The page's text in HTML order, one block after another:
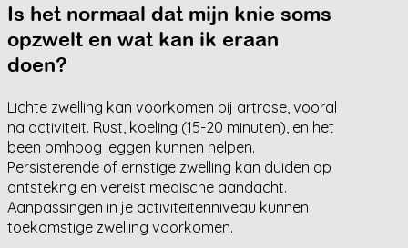
Is het normaal dat mijn knie soms
opzwelt en wat kan ik eraan
doen?
Lichte zwelling kan voorkomen bij artrose, vooral
na activiteit. Rust, koeling (15-20 minuten), en het
been omhoog leggen kunnen helpen.
Persisterende of ernstige zwelling kan duiden op
ontstekng en vereist medische aandacht.
Aanpassingen in je activiteitenniveau kunnen
toekomstige zwelling voorkomen.